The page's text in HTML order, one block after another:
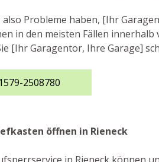
also Probleme haben, [Ihr
in den meisten Fällen
[Ihr Garagentor, Ihre Garage]
2508780
öffnen in Rieneck